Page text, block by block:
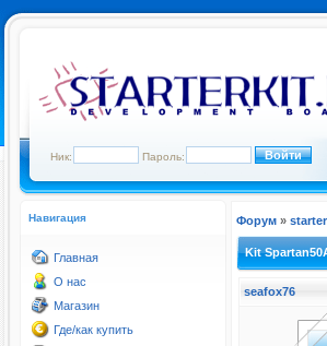
Ник: Пароль:
Навигация
Главная
О нас
Магазин
Где/как купить
Форум »
Kit
seafox76